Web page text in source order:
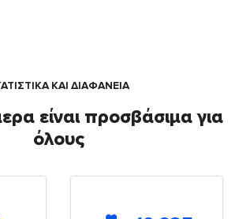
ΚΑΙ ΔΙΑΦΑΝΕΙΑ
είναι προσβάσιμα για
όλους